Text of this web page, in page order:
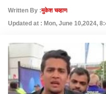
Written By :मुकेश चव्हाण
Updated at : Mon, June 10,2024,